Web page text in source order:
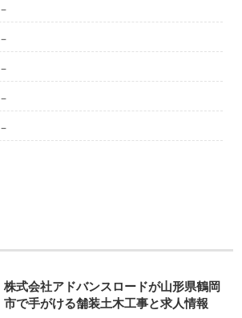
－
－
－
－
－
株式会社アドバンスロードが山形県鶴岡
市で手がける舗装土木工事と求人情報